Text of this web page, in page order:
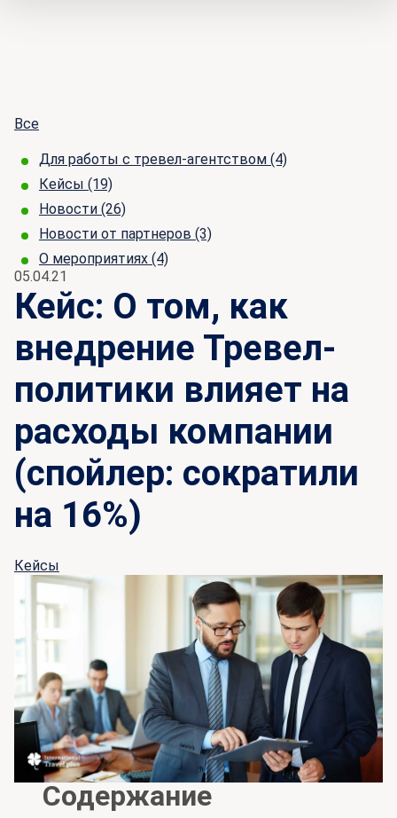
Все
Для работы с тревел-агентством (4)
Кейсы (19)
Новости (26)
Новости от партнеров (3)
О мероприятиях (4)
05.04.21
Кейс: О том, как
внедрение Тревел-
политики влияет на
расходы компании
(спойлер: сократили
на 16%)
Кейсы
Содержание